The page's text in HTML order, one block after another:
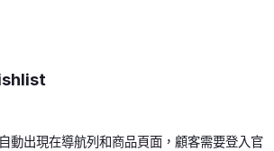
動出現在導航列和商品頁面，顧客需要登入官